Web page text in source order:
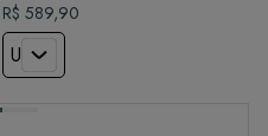
R$ 589,90
U